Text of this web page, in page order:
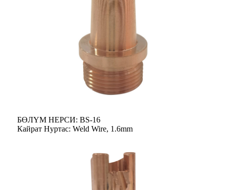
БӨЛҮМ НЕРСИ: BS-16
Кайрат Нуртас: Weld Wire, 1.6mm